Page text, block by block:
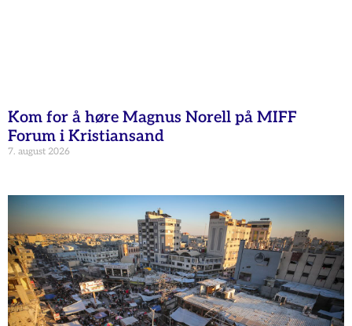
Kom for å høre Magnus Norell på MIFF
Forum i Kristiansand
7. august 2026